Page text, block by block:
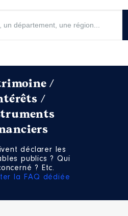
/
/
déclarer les
publics ? Qui
? Etc.
la FAQ dédiée